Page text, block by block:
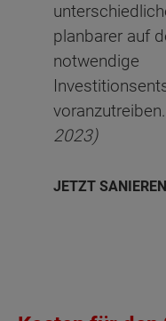
planbarer auf
notwendige
voranzutreiben.
2023)
JETZT SANIEREN